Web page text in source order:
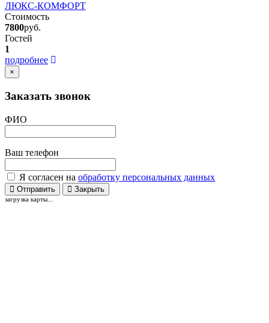
ЛЮКС-КОМФОРТ
Стоимость
7800руб.
Гостей
1
подробнее
×
Заказать звонок
ФИО
Ваш телефон
Я согласен на обработку персональных данных
Отправить Закрыть
загрузка карты...